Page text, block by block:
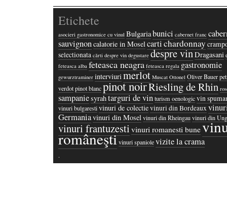
Etichete
asocieri gastronomice cu vinul Bulgariabunici cabernet franc
sauvignoncalatorie in Mosel cartichardonnay
selectionata cărti despre vin degustare despre vinDragasani
feteasca alba feteasca neagra feteasca regala gastronomie
gewurztraminer interviuri merlot Muscat Ottonel Oliver Bauer
verdotpinot blancpinot noirRiesling de Rhin
sampaniesyrahtarguri de vinturism oenologicvin
vinuri bulgarestivinuri de colectievinuri din Bordeaux
Germaniavinuri din Mosel vinuri din Rheingauvinuri din
vinuri frantuzesti vinuri romanesti bune
româneştivinuri spaniolevizite la crama
·